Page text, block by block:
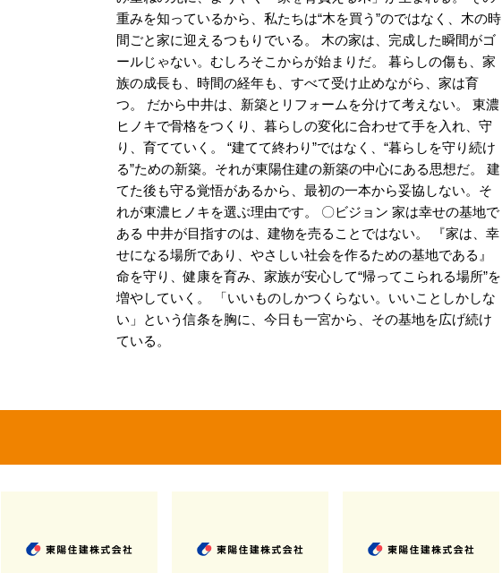
重みを知っているから、私たちは“木を買う”のではなく、木の時
間ごと家に迎えるつもりでいる。 木の家は、完成した瞬間がゴ
ールじゃない。むしろそこからが始まりだ。 暮らしの傷も、家
族の成長も、時間の経年も、すべて受け止めながら、家は育
つ。 だから中井は、新築とリフォームを分けて考えない。 東濃
ヒノキで骨格をつくり、暮らしの変化に合わせて手を入れ、守
り、育てていく。 “建てて終わり”ではなく、“暮らしを守り続け
る”ための新築。それが東陽住建の新築の中心にある思想だ。 建
てた後も守る覚悟があるから、最初の一本から妥協しない。そ
れが東濃ヒノキを選ぶ理由です。 〇ビジョン 家は幸せの基地で
ある 中井が目指すのは、建物を売ることではない。 『家は、幸
せになる場所であり、やさしい社会を作るための基地である』
命を守り、健康を育み、家族が安心して“帰ってこられる場所”を
増やしていく。 「いいものしかつくらない。いいことしかしな
い」という信条を胸に、今日も一宮から、その基地を広げ続け
ている。